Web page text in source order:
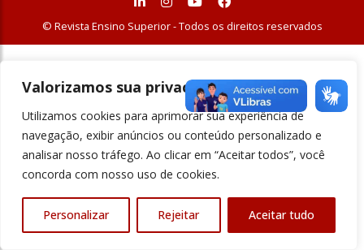
Valorizamos sua privacidade
Utilizamos cookies para aprimorar sua experiência de
navegação, exibir anúncios ou conteúdo personalizado e
analisar nosso tráfego. Ao clicar em “Aceitar todos”, você
concorda com nosso uso de cookies.
Personalizar Rejeitar Aceitar tudo
© Revista Ensino Superior - Todos os direitos reservados